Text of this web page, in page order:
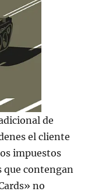
de
el cliente
impuestos
que contengan
no